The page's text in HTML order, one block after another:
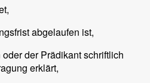
abgelaufen ist,
der Prädikant schriftlich
erklärt,